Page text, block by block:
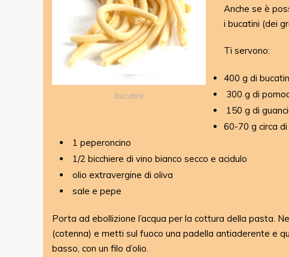
bucatini
Anche se è
i bucatini (dei
Ti servono:
400 g di
300 g di
150 g di
60-70 g circa
1 peperoncino
1/2 bicchiere di vino bianco secco e acidulo
olio extravergine di oliva
sale e pepe
Porta ad ebollizione l’acqua per la cottura della pasta.
(cotenna) e metti sul fuoco una padella antiaderente e
basso, con un filo d’olio.